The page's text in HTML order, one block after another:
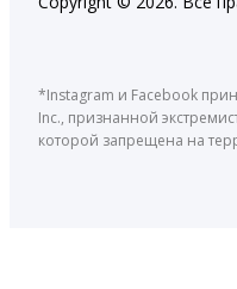
*Instagram и Facebook
Inc., признанной
которой запрещена на